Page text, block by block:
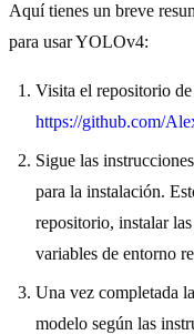
Aquí tienes un breve
para usar YOLOv4:
Visita el repositorio
https://github.com/
Sigue las
para la instalación.
repositorio, instalar
variables de entorno
Una vez completada
modelo según las